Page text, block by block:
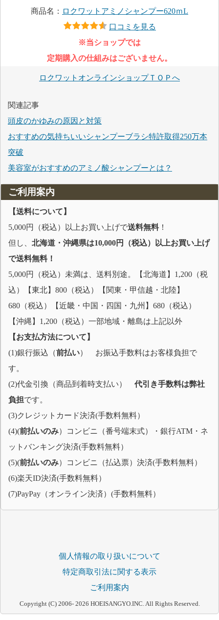
商品名： ロクワットアミノシャンプー620ｍL
口コミを見る
※当ショップでは
定期購入の仕組みはございません。
ロクワットオンラインショップＴＯＰへ
関連記事
頭皮のかゆみの原因と対策
おすすめの気持ちいいシャンプーブラシ特許取得250万本
突破
美容室がおすすめのアミノ酸シャンプーとは？
ご利用案内
【送料について】
5,000円（税込）以上お買い上げで送料無料！
但し、 北海道・沖縄県は10,000円（税込）以上お買い上げ
で送料無料！
5,000円（税込）未満は、送料別途。【北海道】1,200（税
込）【東北】800（税込）【関東・甲信越・北陸】
680（税込）【近畿・中国・四国・九州】680（税込）
【沖縄】1,200（税込）一部地域・離島は上記以外
【お支払方法について】
(1)銀行振込（前払い） お振込手数料はお客様負担で
す。
(2)代金引換（商品到着時支払い） 代引き手数料は弊社
負担です。
(3)クレジットカード決済(手数料無料）
(4)(前払いのみ）コンビニ（番号端末式）・銀行ATM・ネ
ットバンキング決済(手数料無料）
(5)(前払いのみ）コンビニ（払込票）決済(手数料無料）
(6)楽天ID決済(手数料無料）
(7)PayPay（オンライン決済）(手数料無料）
個人情報の取り扱いについて
特定商取引法に関する表示
ご利用案内
Copyright (C) 2006- 2026 HOEISANGYO.INC. All Rights Reserved.